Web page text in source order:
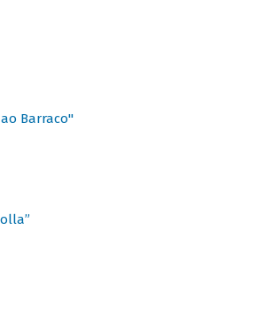
Barraco"